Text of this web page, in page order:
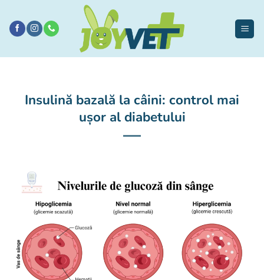
conținut
Insulină bazală la câini: control mai
ușor al diabetului